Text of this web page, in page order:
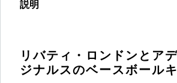
説明
リバティ・ロンドンとア
ジナルスのベースボールキ